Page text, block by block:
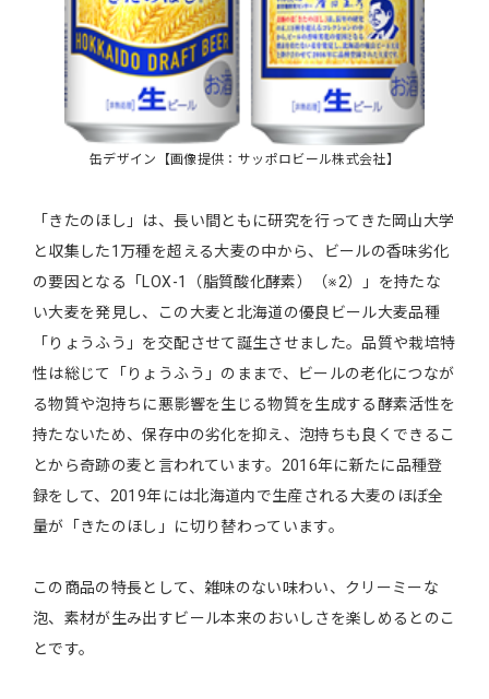
缶デザイン【画像提供：サッポロビール株式会社】
「きたのほし」は、長い間ともに研究を行ってきた岡山大学
と収集した1万種を超える大麦の中から、ビールの香味劣化
の要因となる「LOX-1（脂質酸化酵素）（※2）」を持たな
い大麦を発見し、この大麦と北海道の優良ビール大麦品種
「りょうふう」を交配させて誕生させました。品質や栽培特
性は総じて「りょうふう」のままで、ビールの老化につなが
る物質や泡持ちに悪影響を生じる物質を生成する酵素活性を
持たないため、保存中の劣化を抑え、泡持ちも良くできるこ
とから奇跡の麦と言われています。2016年に新たに品種登
録をして、2019年には北海道内で生産される大麦のほぼ全
量が「きたのほし」に切り替わっています。
この商品の特長として、雑味のない味わい、クリーミーな
泡、素材が生み出すビール本来のおいしさを楽しめるとのこ
とです。